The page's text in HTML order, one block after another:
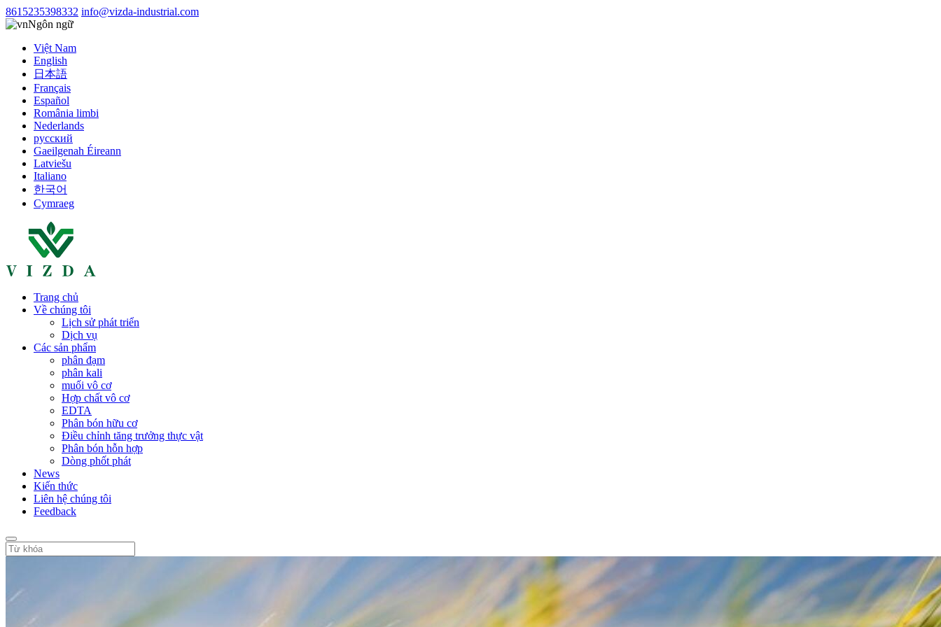
8615235398332 info@vizda-industrial.com
Ngôn ngữ
Việt Nam
English
日本語
Français
Español
România limbi
Nederlands
русский
Gaeilgenah Éireann
Latviešu
Italiano
한국어
Cymraeg
Trang chủ
Về chúng tôi
Lịch sử phát triển
Dịch vụ
Các sản phẩm
phân đạm
phân kali
muối vô cơ
Hợp chất vô cơ
EDTA
Phân bón hữu cơ
Điều chỉnh tăng trưởng thực vật
Phân bón hỗn hợp
Dòng phốt phát
News
Kiến thức
Liên hệ chúng tôi
Feedback